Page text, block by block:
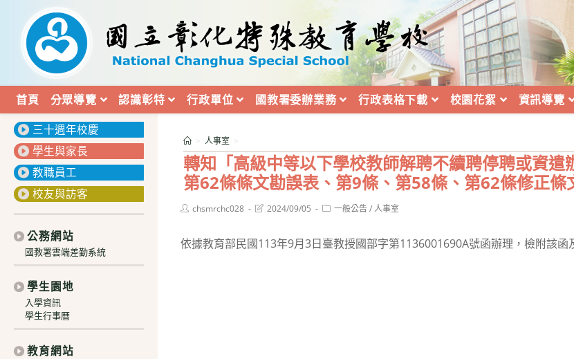
內
首頁 分眾導覽 認識彰特 行政單位 國教署委辦業務 行政表格下載 校園花絮 資訊導覽
轉知「高級中等以下學校教師解聘不續聘停聘或資遣
第62條條文勘誤表、第9條、第58條、第62條修正條
> 人事室 >
Postchsmrchc028
Post2024/09/05
Post一般公告 / 人事室
依據教育部民國113年9月3日臺教授國部字第1136001690A號函辦理，檢附該函
:::
三十週年校慶
學生與家長
教職員工
校友與訪客
公務網站
國教署雲端差勤系統
學生園地
入學資訊
學生行事曆
教育網站